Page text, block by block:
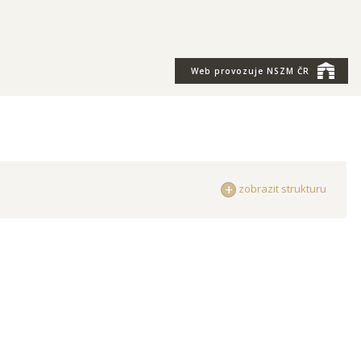
Web provozuje NSZM ČR
zobrazit strukturu